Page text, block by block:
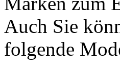
Auch Sie
folgende